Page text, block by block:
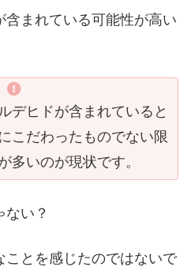
含まれている可能性が高い
デヒドが含まれていると
こだわったものでない限
多いのが現状です。
い？
ことを感じたのではないで